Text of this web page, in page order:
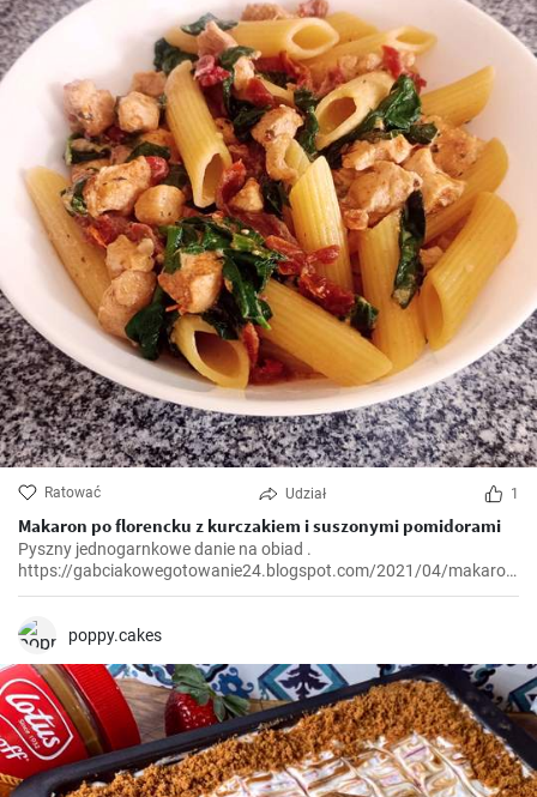
Ratować Udział 1
Makaron po florencku z kurczakiem i suszonymi pomidorami
Pyszny jednogarnkowe danie na obiad .
https://gabciakowegotowanie24.blogspot.com/2021/04/makaron-
po-florencku-z-kurczakiem-i.html
poppy.cakes